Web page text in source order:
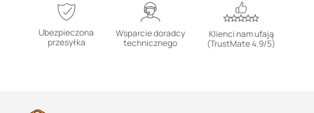
Ubezpieczona
przesyłka
Wsparcie doradcy
technicznego
Klienci nam ufają
(TrustMate 4.9/5)